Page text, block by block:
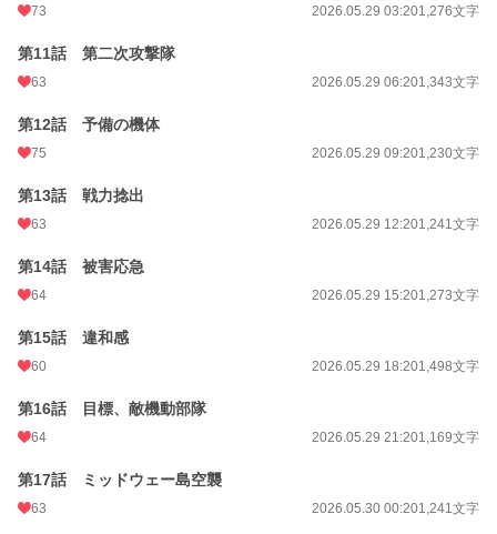
73 2026.05.29 03:201,276文字
第11話 第二次攻撃隊
63 2026.05.29 06:201,343文字
第12話 予備の機体
75 2026.05.29 09:201,230文字
第13話 戦力捻出
63 2026.05.29 12:201,241文字
第14話 被害応急
64 2026.05.29 15:201,273文字
第15話 違和感
60 2026.05.29 18:201,498文字
第16話 目標、敵機動部隊
64 2026.05.29 21:201,169文字
第17話 ミッドウェー島空襲
63 2026.05.30 00:201,241文字